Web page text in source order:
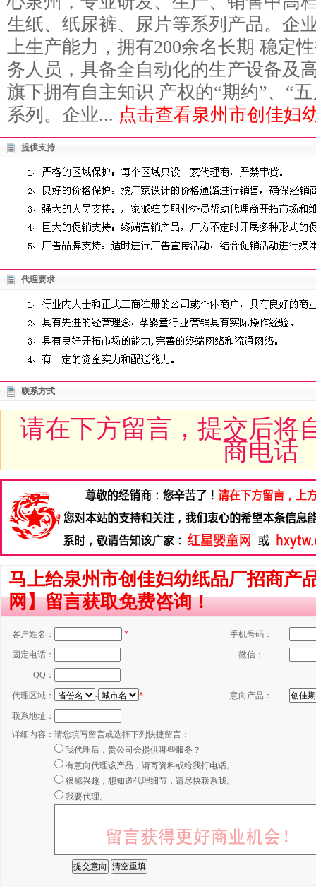
生纸、纸尿裤、尿片等系列产品。企
上生产能力，拥有200余名长期 稳定
务人员，具备全自动化的生产设备及
旗下拥有自主知识 产权的“期约”、“
系列。企业... 点击查看泉州市创佳妇
提供支持
代理要求
联系方式
请在下方留言，提交后将
商电话
马上给泉州市创佳妇幼纸品厂招商产
网】留言获取免费咨询！
客户姓名： * 手机号码：
固定电话： 微信：
QQ：
代理区域： - * 意向产品：
联系地址：
详细内容： 请您填写留言或选择下列快捷留言：
我代理后，贵公司会提供哪些服务？
有意向代理该产品，请寄资料或给我打电话。
很感兴趣，想知道代理细节，请尽快联系我。
我要代理。